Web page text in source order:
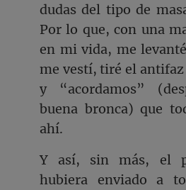
dudas del tipo de
Por lo que, con una
en mi vida, me
me vestí, tiré el antifaz
y “acordamos”
buena bronca) que
ahí.
Y así, sin más, el
hubiera enviado a